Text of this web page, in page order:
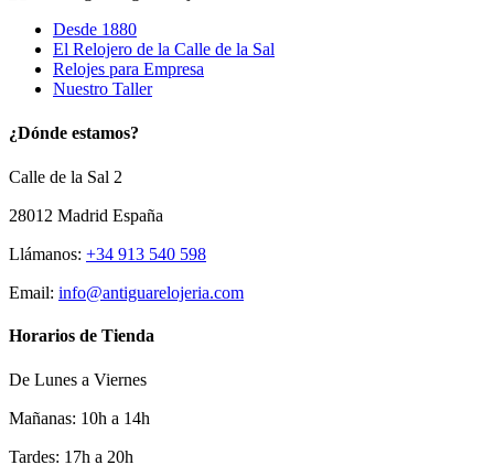
Desde 1880
El Relojero de la Calle de la Sal
Relojes para Empresa
Nuestro Taller
¿Dónde estamos?
Calle de la Sal 2
28012 Madrid España
Llámanos: +34 913 540 598
Email: info@antiguarelojeria.com
Horarios de Tienda
De Lunes a Viernes
Mañanas: 10h a 14h
Tardes: 17h a 20h